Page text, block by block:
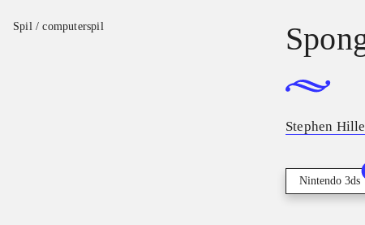
Spil / computerspil
Stephen
Nintendo 3ds